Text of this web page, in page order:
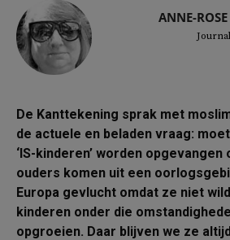
ANNE-
De Kanttekening sprak met
de actuele en beladen vraag:
‘IS-kinderen’ worden opgevangen
ouders komen uit een
Europa gevlucht omdat ze niet
kinderen onder die
opgroeien. Daar blijven we ze